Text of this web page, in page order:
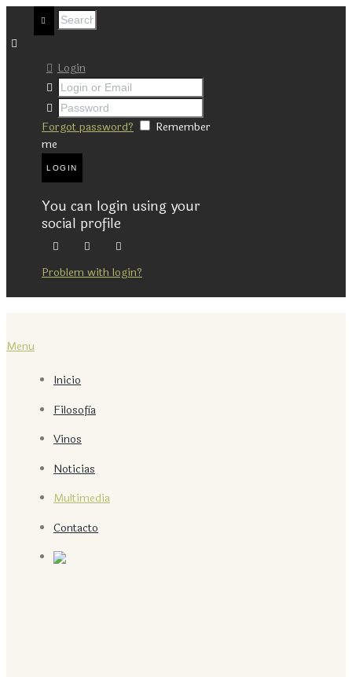
Login
Forgot password?
Remember
me
You can login using your
social profile
Problem with login?
Menu
Inicio
Filosofìa
Vinos
Noticias
Multimedia
Contacto